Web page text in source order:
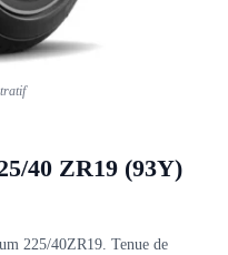
40 ZR19 (93Y)
225/40ZR19. Tenue de